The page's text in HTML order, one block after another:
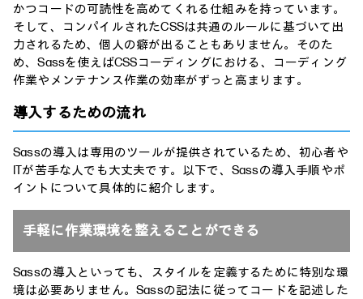
かつコードの可読性を高めてくれる仕組みを持っています。
そして、コンパイルされたCSSは共通のルールに基づいて出
力されるため、個人の癖が出ることもありません。そのた
め、Sassを使えばCSSコーディングにおける、コーディング
作業やメンテナンス作業の効率がずっと高まります。
導入するための流れ
Sassの導入は専用のツールが提供されているため、初心者や
ITが苦手な人でも大丈夫です。以下で、Sassの導入手順やポ
イントについて具体的に紹介します。
手軽に作業環境を整えることができる
Sassの導入といっても、スタイルを定義するために特別な環
境は必要ありません。Sassの記法に従ってコードを記述した